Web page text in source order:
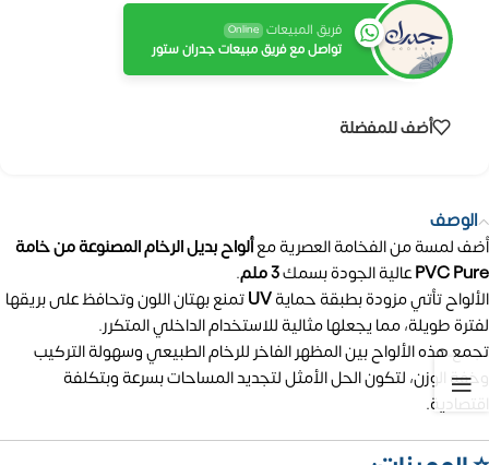
فريق المبيعات Online
تواصل مع فريق مبيعات جدران ستور
أضف للمفضلة
الوصف
أضف لمسة من الفخامة العصرية معألواح بديل الرخام المصنوعة من خامة
PVC Pureعالية الجودة بسمك3 ملم
.
الألواح تأتي مزودة بطبقة حمايةUVتمنع بهتان اللون وتحافظ على بريقها
لفترة طويلة، مما يجعلها مثالية للاستخدام الداخلي المتكرر.
تجمع هذه الألواح بين المظهر الفاخر للرخام الطبيعي وسهولة التركيب
وخفة الوزن، لتكون الحل الأمثل لتجديد المساحات بسرعة وبتكلفة
اقتصادية.